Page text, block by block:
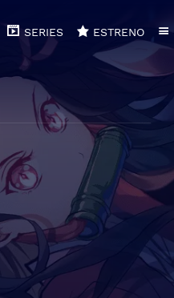
SERIES ESTRENO